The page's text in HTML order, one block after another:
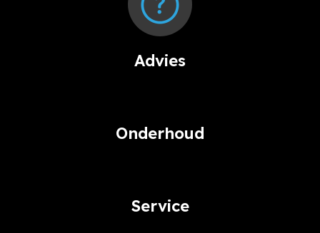
Advies
Onderhoud
Service